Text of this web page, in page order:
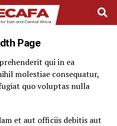
Page
qui in ea
molestiae consequatur,
quo voluptas nulla
et aut officiis debitis aut